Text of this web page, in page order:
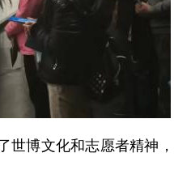
博文化和志愿者精神